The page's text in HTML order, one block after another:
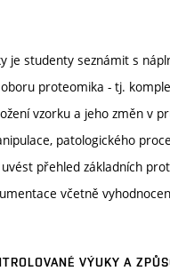
je studenty seznámit s
proteomika - tj.
vzorku a jeho změn v
patologického
přehled základních
včetně
VÝUKY A